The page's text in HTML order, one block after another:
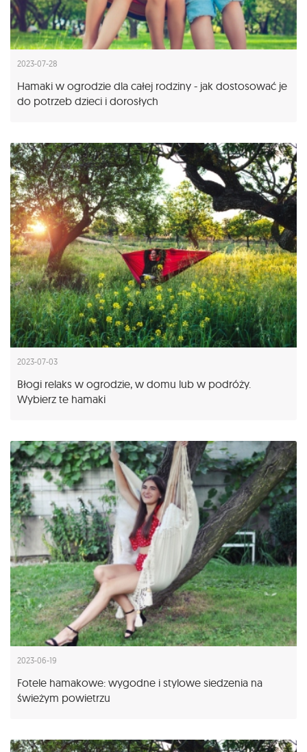
2023-07-28
Hamaki w ogrodzie dla całej rodziny - jak dostosować je
do potrzeb dzieci i dorosłych
2023-07-03
Błogi relaks w ogrodzie, w domu lub w podróży.
Wybierz te hamaki
2023-06-19
Fotele hamakowe: wygodne i stylowe siedzenia na
świeżym powietrzu